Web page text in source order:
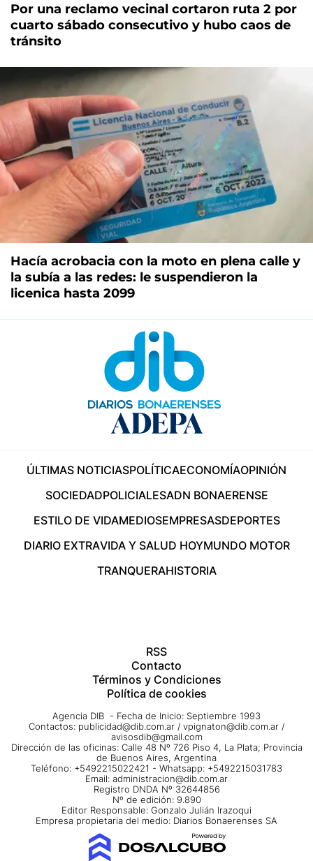
Por una reclamo vecinal cortaron ruta 2 por
cuarto sábado consecutivo y hubo caos de
tránsito
Hacía acrobacia con la moto en plena calle y
la subía a las redes: le suspendieron la
licenica hasta 2099
ÚLTIMAS NOTICIASPOLÍTICAECONOMÍAOPINIÓN
SOCIEDADPOLICIALESADN BONAERENSE
ESTILO DE VIDAMEDIOSEMPRESASDEPORTES
DIARIO EXTRAVIDA Y SALUD HOYMUNDO MOTOR
TRANQUERAHISTORIA
RSS
Contacto
Términos y Condiciones
Política de cookies
Agencia DIB - Fecha de Inicio: Septiembre 1993
Contactos: publicidad@dib.com.ar / vpignaton@dib.com.ar /
avisosdib@gmail.com
Dirección de las oficinas: Calle 48 Nº 726 Piso 4, La Plata; Provincia
de Buenos Aires, Argentina
Teléfono: +5492215022421 - Whatsapp: +5492215031783
Email: administracion@dib.com.ar
Registro DNDA Nº 32644856
Nº de edición: 9.890
Editor Responsable: Gonzalo Julián Irazoqui
Empresa propietaria del medio: Diarios Bonaerenses SA